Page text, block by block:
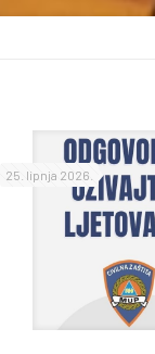
25. lipnja 2026.